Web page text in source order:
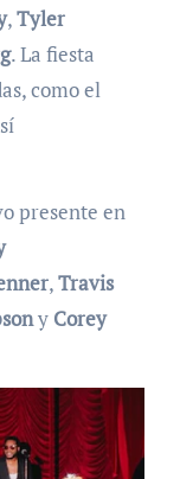
,Tyler
. La fiesta
como el
presente en
,Travis
y Corey